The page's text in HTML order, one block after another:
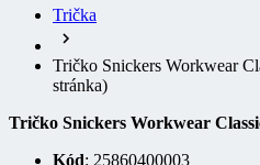
Tričko Snickers Workwear
stránka)
Tričko Snickers Workwear
Kód: 25860400003
EAN 7332515597748